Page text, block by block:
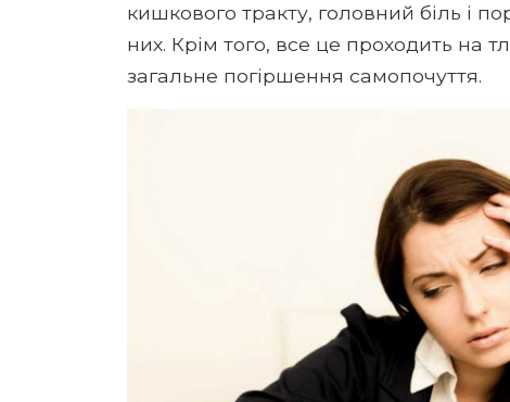
кишкового тракту, головний біль і
них. Крім того, все це проходить на
загальне погіршення самопочуття.